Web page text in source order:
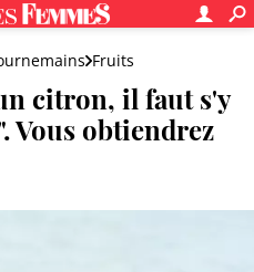
Fruits
citron, il faut s'y
Vous obtiendrez